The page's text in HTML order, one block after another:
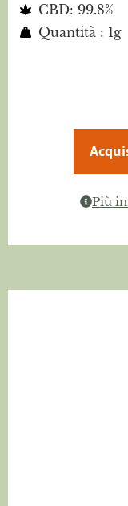
CBD: 99.8%
Quantità : 1g
Più